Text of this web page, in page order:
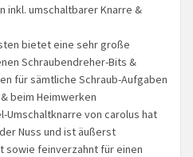
inkl. umschaltbarer Knarre &
bietet eine sehr große
Schraubendreher-Bits &
für sämtliche Schraub-Aufgaben
beim Heimwerken
Umschaltknarre von carolus hat
Nuss und ist äußerst
feinverzahnt für einen